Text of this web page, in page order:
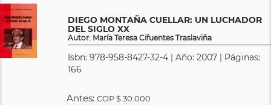
DIEGO MONTAÑA CUELLAR: UN LUCHADOR
DEL SIGLO XX
Autor: María Teresa Cifuentes Traslaviña
Isbn: 978-958-8427-32-4 | Año: 2007 | Páginas:
166
Antes: COP$ 30.000